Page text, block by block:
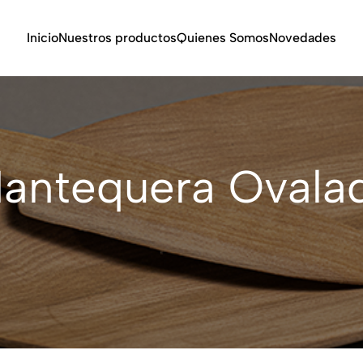
InicioNuestros productosQuienes SomosNovedades